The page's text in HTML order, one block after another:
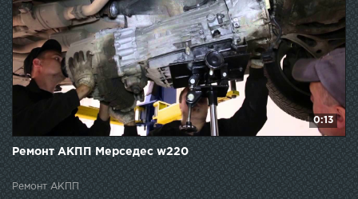
0:13
Ремонт АКПП Мерседес w220
Ремонт АКПП